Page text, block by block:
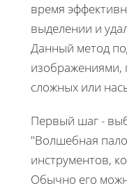
время
выделении и
Данный метод
изображениями,
сложных или
Первый шаг -
"Волшебная
инструментов,
Обычно его